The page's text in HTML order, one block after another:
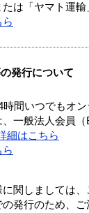
は「ヤマト運
発行について
間いつでもオ
一般法人会員（
細はこちら
関しましては
発行のため、